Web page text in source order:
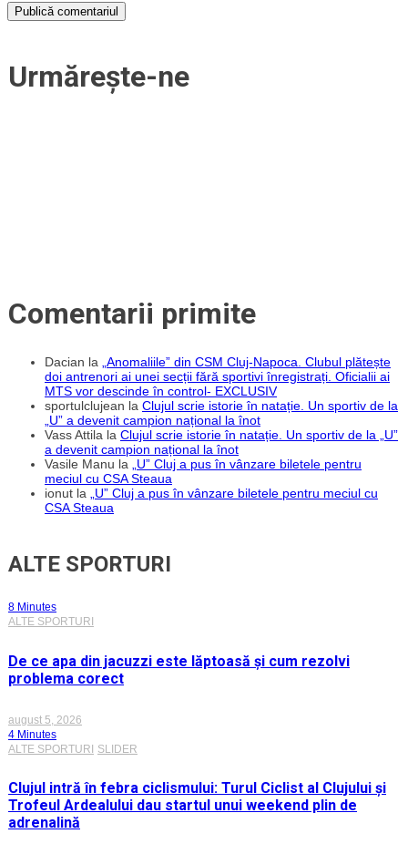
Urmărește-ne
Comentarii primite
Dacian la „Anomaliile” din CSM Cluj-Napoca. Clubul plătește
doi antrenori ai unei secții fără sportivi înregistrați. Oficialii ai
MTS vor descinde în control- EXCLUSIV
sportulclujean la Clujul scrie istorie în natație. Un sportiv de la
„U” a devenit campion național la înot
Vass Attila la Clujul scrie istorie în natație. Un sportiv de la „U”
a devenit campion național la înot
Vasile Manu la „U” Cluj a pus în vânzare biletele pentru
meciul cu CSA Steaua
ionut la „U” Cluj a pus în vânzare biletele pentru meciul cu
CSA Steaua
ALTE SPORTURI
8 Minutes
ALTE SPORTURI
De ce apa din jacuzzi este lăptoasă și cum rezolvi
problema corect
august 5, 2026
4 Minutes
ALTE SPORTURI SLIDER
Clujul intră în febra ciclismului: Turul Ciclist al Clujului și
Trofeul Ardealului dau startul unui weekend plin de
adrenalină